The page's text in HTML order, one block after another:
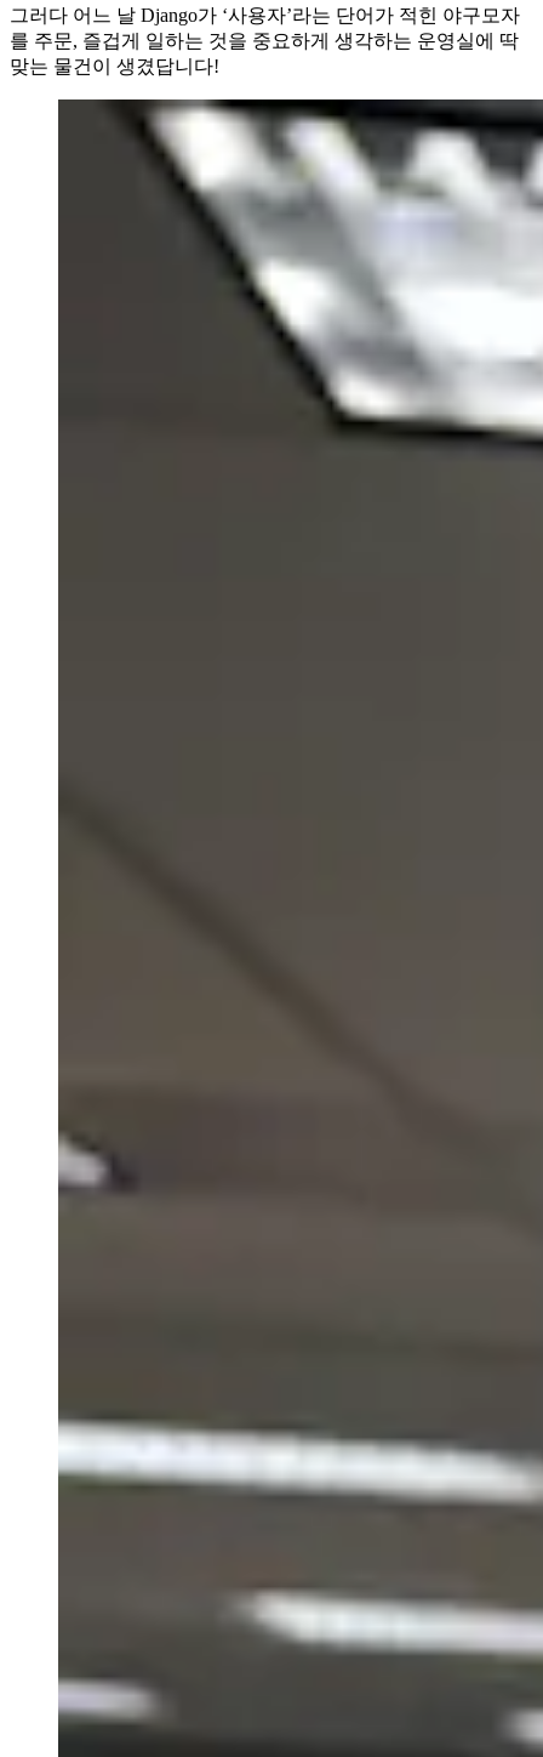
그러다 어느 날 Django가 ‘사용자’라는 단어가 적힌 야구모자
를 주문, 즐겁게 일하는 것을 중요하게 생각하는 운영실에 딱
맞는 물건이 생겼답니다!